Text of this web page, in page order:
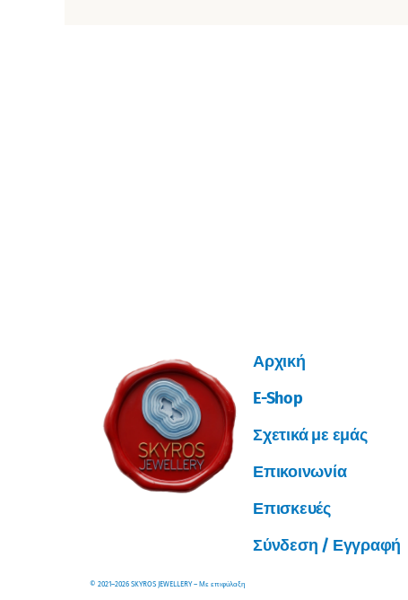
© 2021–2026 SKYROS JEWELLERY – Με επιφύλαξη
Αρχική
E-Shop
Σχετικά με εμάς
Επικοινωνία
Επισκευές
Σύνδεση / Εγγραφή